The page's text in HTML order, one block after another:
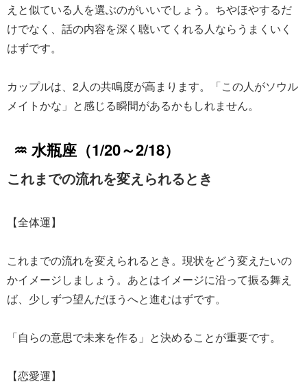
えと似ている人を選ぶのがいいでしょう。ちやほやするだ
けでなく、話の内容を深く聴いてくれる人ならうまくいく
はずです。
カップルは、2人の共鳴度が高まります。「この人がソウル
メイトかな」と感じる瞬間があるかもしれません。
♒ 水瓶座（1/20～2/18）
これまでの流れを変えられるとき
【全体運】
これまでの流れを変えられるとき。現状をどう変えたいの
かイメージしましょう。あとはイメージに沿って振る舞え
ば、少しずつ望んだほうへと進むはずです。
「自らの意思で未来を作る」と決めることが重要です。
【恋愛運】